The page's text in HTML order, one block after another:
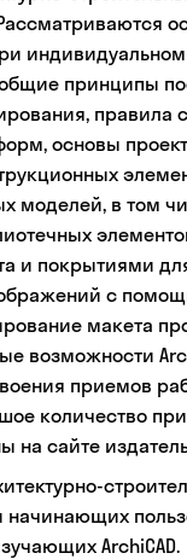
индивидуальном
принципы
правила
основы
моделей, в том
и покрытиями
с
макета
возможности
приемов
количество
на сайте
начинающих
ArchiCAD.